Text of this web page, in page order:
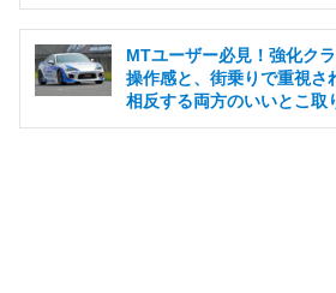
MTユーザー必見！強化ク
操作感と、街乗りで重視さ
相反する両方のいいとこ取